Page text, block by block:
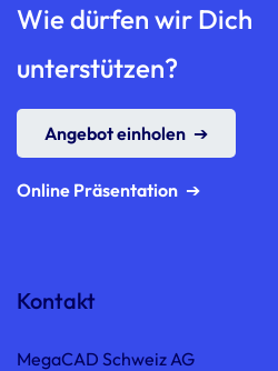
Wie dürfen wir Dich
unterstützen?
Angebot einholen
Online Präsentation
Kontakt
MegaCAD Schweiz AG